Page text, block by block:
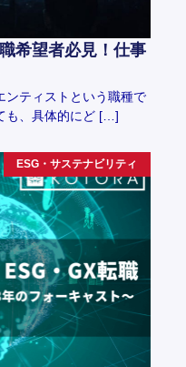
希望者必見！仕事
ンティストという職種で
も、具体的にど […]
ESG・サステナビリティ